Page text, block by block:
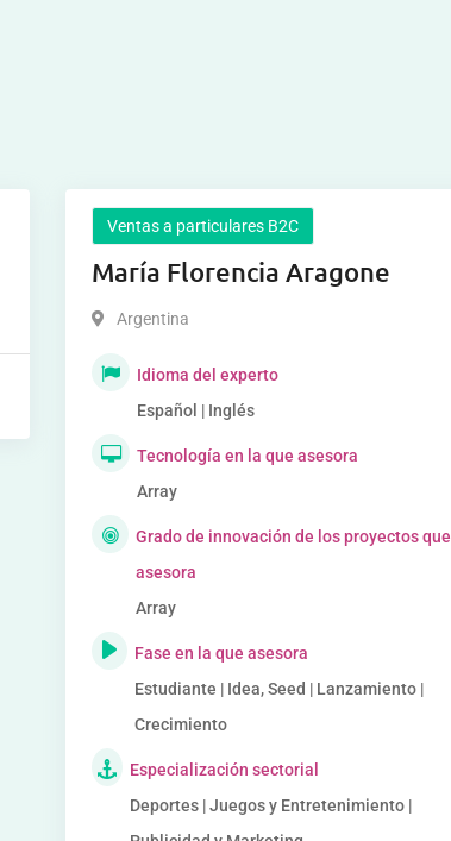
Ventas a particulares B2C
María Florencia Aragone
Argentina
Idioma del experto
Español | Inglés
Tecnología en la que asesora
Array
Grado de innovación de los proyectos que
asesora
Array
Fase en la que asesora
Estudiante | Idea, Seed | Lanzamiento |
Crecimiento
Especialización sectorial
Deportes | Juegos y Entretenimiento |